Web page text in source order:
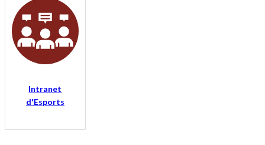
Intranet
d'Esports